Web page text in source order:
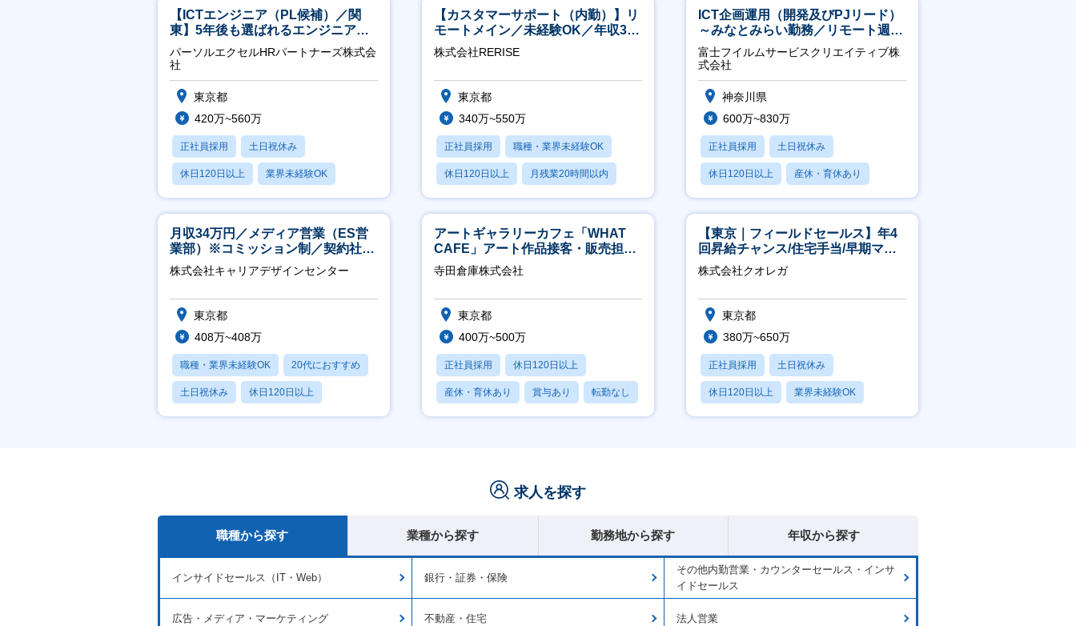
【ICTエンジニア（PL候補）／関
東】5年後も選ばれるエンジニアへ
／チーム運営・体制構築
パーソルエクセルHRパートナーズ株式会
社
東京都
420万~560万
正社員採用 土日祝休み
休日120日以上 業界未経験OK
月残業20時間以内
【カスタマーサポート（内勤）】リ
モートメイン／未経験OK／年収340
万～／年間休日125日
株式会社RERISE
東京都
340万~550万
正社員採用 職種・業界未経験OK
休日120日以上 月残業20時間以内
賞与あり
ICT企画運用（開発及びPJリード）
～みなとみらい勤務／リモート週
2OK／業務改善～
富士フイルムサービスクリエイティブ株
式会社
神奈川県
600万~830万
正社員採用 土日祝休み
休日120日以上 産休・育休あり
月残業20時間以内
月収34万円／メディア営業（ES営
業部）※コミッション制／契約社員
※4年目以降無期化
株式会社キャリアデザインセンター
東京都
408万~408万
職種・業界未経験OK 20代におすすめ
土日祝休み 休日120日以上
産休・育休あり
アートギャラリーカフェ「WHAT
CAFE」アート作品接客・販売担当
※アート領域未経験可
寺田倉庫株式会社
東京都
400万~500万
正社員採用 休日120日以上
産休・育休あり 賞与あり 転勤なし
【東京｜フィールドセールス】年4
回昇給チャンス/住宅手当/早期マネ
ジメント機会あり！
株式会社クオレガ
東京都
380万~650万
正社員採用 土日祝休み
休日120日以上 業界未経験OK
産休・育休あり
求人を探す
職種から探す 業種から探す 勤務地から探す 年収から探す
インサイドセールス（IT・Web） 銀行・証券・保険
その他内勤営業・カウンターセールス・インサ
イドセールス
広告・メディア・マーケティング 不動産・住宅 法人営業